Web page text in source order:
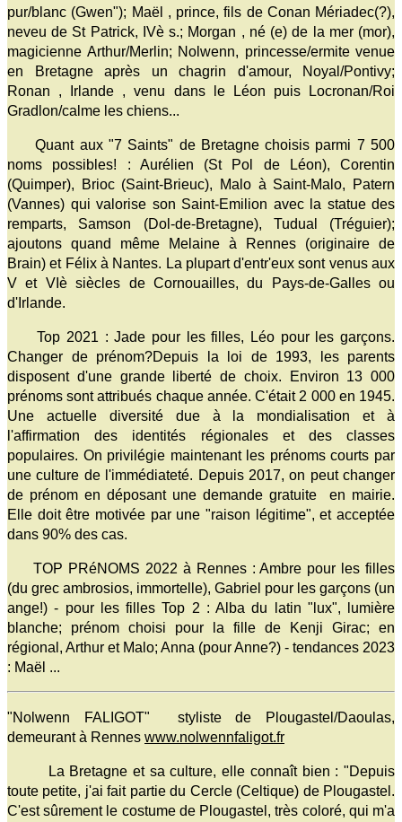
pur/blanc (Gwen"); Maël , prince, fils de Conan Mériadec(?),
neveu de St Patrick, IVè s.; Morgan , né (e) de la mer (mor),
magicienne Arthur/Merlin; Nolwenn, princesse/ermite venue
en Bretagne après un chagrin d'amour, Noyal/Pontivy;
Ronan , Irlande , venu dans le Léon puis Locronan/Roi
Gradlon/calme les chiens...
Quant aux "7 Saints" de Bretagne choisis parmi 7 500
noms possibles! : Aurélien (St Pol de Léon), Corentin
(Quimper), Brioc (Saint-Brieuc), Malo à Saint-Malo, Patern
(Vannes) qui valorise son Saint-Emilion avec la statue des
remparts, Samson (Dol-de-Bretagne), Tudual (Tréguier);
ajoutons quand même Melaine à Rennes (originaire de
Brain) et Félix à Nantes. La plupart d'entr'eux sont venus aux
V et VIè siècles de Cornouailles, du Pays-de-Galles ou
d'Irlande.
Top 2021 : Jade pour les filles, Léo pour les garçons.
Changer de prénom?Depuis la loi de 1993, les parents
disposent d'une grande liberté de choix. Environ 13 000
prénoms sont attribués chaque année. C'était 2 000 en 1945.
Une actuelle diversité due à la mondialisation et à
l'affirmation des identités régionales et des classes
populaires. On privilégie maintenant les prénoms courts par
une culture de l'immédiateté. Depuis 2017, on peut changer
de prénom en déposant une demande gratuite en mairie.
Elle doit être motivée par une "raison légitime", et acceptée
dans 90% des cas.
TOP PRéNOMS 2022 à Rennes : Ambre pour les filles
(du grec ambrosios, immortelle), Gabriel pour les garçons (un
ange!) - pour les filles Top 2 : Alba du latin "lux", lumière
blanche; prénom choisi pour la fille de Kenji Girac; en
régional, Arthur et Malo; Anna (pour Anne?) - tendances 2023
: Maël ...
"Nolwenn FALIGOT" styliste de Plougastel/Daoulas,
demeurant à Rennes www.nolwennfaligot.fr
La Bretagne et sa culture, elle connaît bien : "Depuis
toute petite, j'ai fait partie du Cercle (Celtique) de Plougastel.
C'est sûrement le costume de Plougastel, très coloré, qui m'a